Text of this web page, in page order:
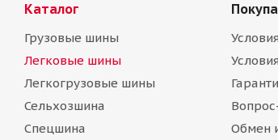
Каталог
Грузовые шины
Легковые шины
Легкогрузовые шины
Сельхозшина
Спецшина
Обмен